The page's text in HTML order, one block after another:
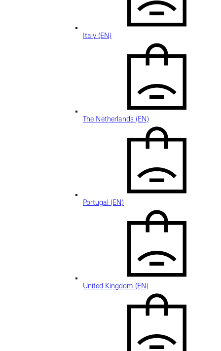
Italy (EN)
The Netherlands (EN)
Portugal (EN)
United Kingdom (EN)